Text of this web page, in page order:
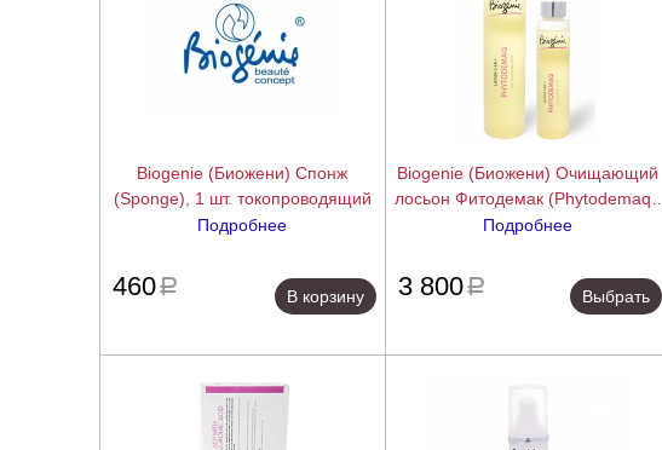
Biogenie (Биожени) Спонж
(Sponge), 1 шт. токопроводящий
Подробнее
460a
В корзину
Biogenie (Биожени) Очищающий
лосьон Фитодемак (Phytodemaq),
50/200 /1000 мл
Подробнее
3 800a
Выбрать